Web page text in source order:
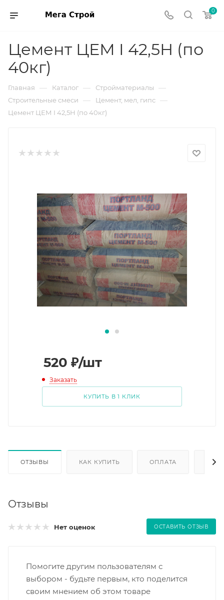
0
Цемент ЦЕМ I 42,5Н (по
40кг)
Главная — Каталог — Стройматериалы —
Строительные смеси — Цемент, мел, гипс —
Цемент ЦЕМ I 42,5Н (по 40кг)
520 ₽/шт
Заказать
КУПИТЬ В 1 КЛИК
ОТЗЫВЫ КАК КУПИТЬ ОПЛАТА
Отзывы
Нет оценок ОСТАВИТЬ ОТЗЫВ
Помогите другим пользователям с
выбором - будьте первым, кто поделится
своим мнением об этом товаре